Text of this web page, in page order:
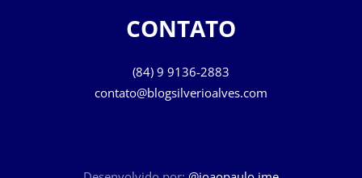
CONTATO
(84) 9 9136-2883
contato@blogsilverioalves.com